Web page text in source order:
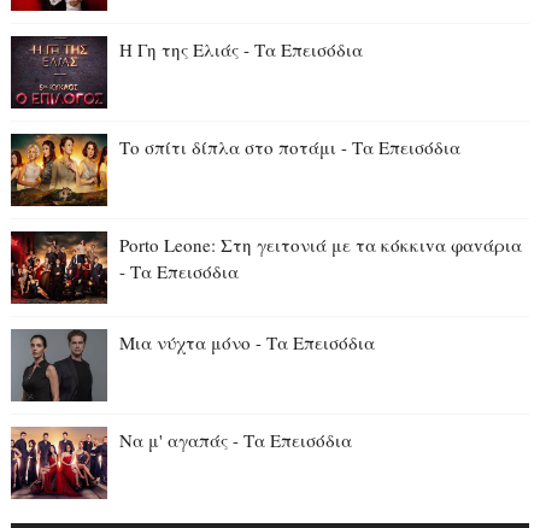
Η Γη της Ελιάς - Τα Επεισόδια
Το σπίτι δίπλα στο ποτάμι - Τα Επεισόδια
Porto Leone: Στη γειτονιά με τα κόκκιvα φαvάρια
- Τα Επεισόδια
Μια νύχτα μόνο - Τα Επεισόδια
Να μ' αγαπάς - Τα Επεισόδια